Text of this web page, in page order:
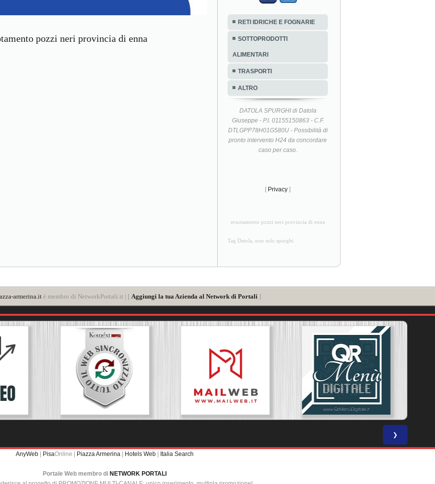
pozzi neri provincia di enna
RETI IDRICHE E FOGNARIE
SOTTOPRODOTTI
ALIMENTARI
TRASPORTI
ALTRO
DATOLA SPURGHI di Datola
Giuseppe - P.I. 01155150863 - C.F.
DTLGPP78H01G580U - Possibilità di
pronto intervento H24 da concordare
caso per caso.
[ Privacy ]
svuotamento pozzi neri provincia di enna
Tag Datola, non solo spurghi
armerina.itè membro di NetworkPortali.it | [ Aggiungi la tua Azienda al Network di Portali ]
❯
AnyWeb | PisaOnline | Piazza Armerina | Hotels Web | Italia Search
Portale Web membro di NETWORK PORTALI